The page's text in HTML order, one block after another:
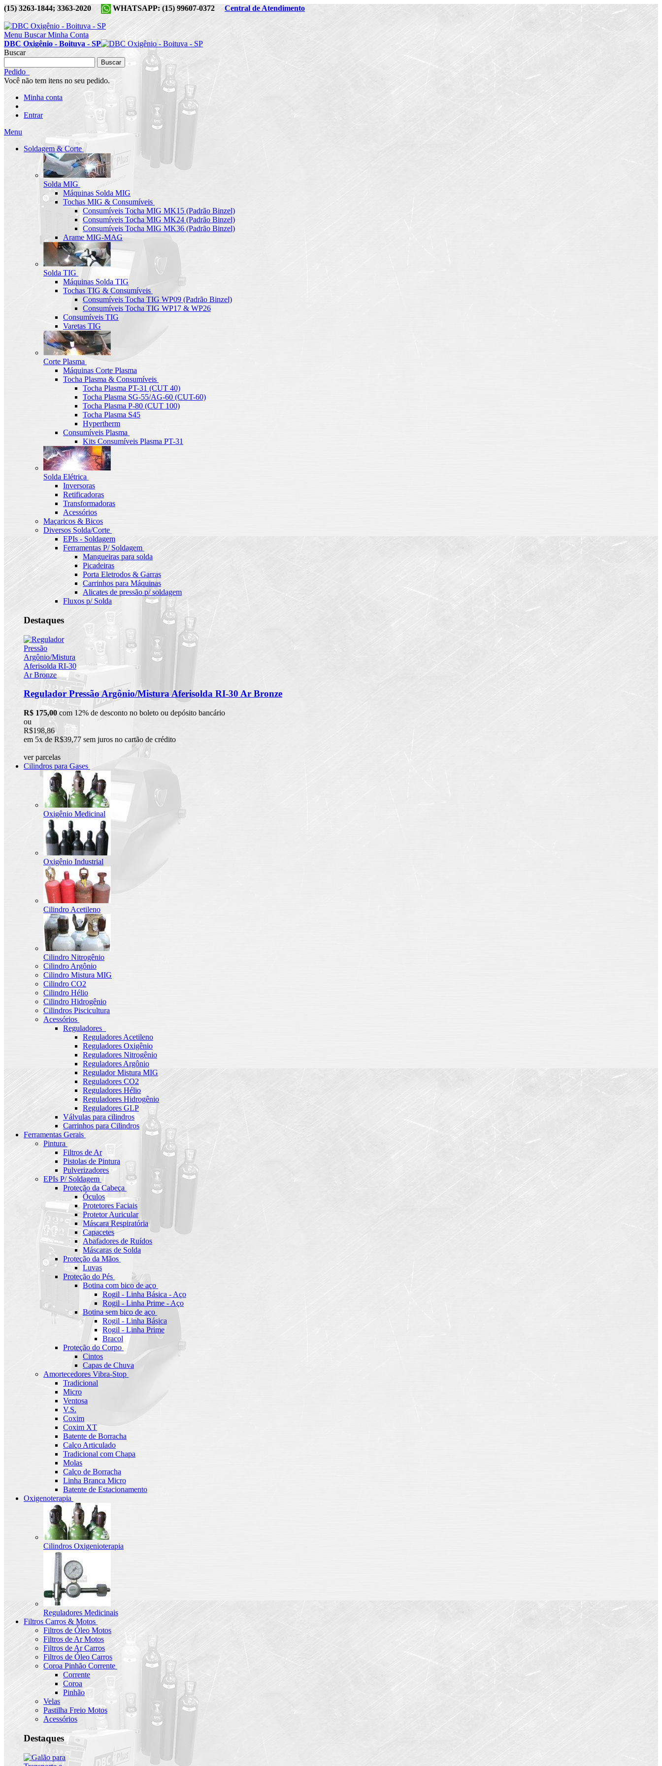
(15) 3263-1844; 3363-2020 WHATSAPP: (15) 99607-0372 Central de Atendimento
Menu Buscar Minha Conta
DBC Oxigênio - Boituva - SP
Buscar
Buscar
Pedido
Você não tem itens no seu pedido.
Minha conta
Entrar
Menu
Soldagem & Corte
Solda MIG
Máquinas Solda MIG
Tochas MIG & Consumíveis
Consumíveis Tocha MIG MK15 (Padrão Binzel)
Consumíveis Tocha MIG MK24 (Padrão Binzel)
Consumíveis Tocha MIG MK36 (Padrão Binzel)
Arame MIG-MAG
Solda TIG
Máquinas Solda TIG
Tochas TIG & Consumíveis
Consumíveis Tocha TIG WP09 (Padrão Binzel)
Consumíveis Tocha TIG WP17 & WP26
Consumíveis TIG
Varetas TIG
Corte Plasma
Máquinas Corte Plasma
Tocha Plasma & Consumíveis
Tocha Plasma PT-31 (CUT 40)
Tocha Plasma SG-55/AG-60 (CUT-60)
Tocha Plasma P-80 (CUT 100)
Tocha Plasma S45
Hypertherm
Consumíveis Plasma
Kits Consumíveis Plasma PT-31
Solda Elétrica
Inversoras
Retificadoras
Transformadoras
Acessórios
Maçaricos & Bicos
Diversos Solda/Corte
EPIs - Soldagem
Ferramentas P/ Soldagem
Mangueiras para solda
Picadeiras
Porta Eletrodos & Garras
Carrinhos para Máquinas
Alicates de pressão p/ soldagem
Fluxos p/ Solda
Destaques
Regulador Pressão Argônio/Mistura Aferisolda RI-30 Ar Bronze
R$ 175,00com 12% de desconto no boleto ou depósito bancário
ou
R$198,86
em 5x de R$39,77 sem juros no cartão de crédito
ver parcelas
Cilindros para Gases
Oxigênio Medicinal
Oxigênio Industrial
Cilindro Acetileno
Cilindro Nitrogênio
Cilindro Argônio
Cilindro Mistura MIG
Cilindro CO2
Cilindro Hélio
Cilindro Hidrogênio
Cilindros Piscicultura
Acessórios
Reguladores
Reguladores Acetileno
Reguladores Oxigênio
Reguladores Nitrogênio
Reguladores Argônio
Regulador Mistura MIG
Reguladores CO2
Reguladores Hélio
Reguladores Hidrogênio
Reguladores GLP
Válvulas para cilindros
Carrinhos para Cilindros
Ferramentas Gerais
Pintura
Filtros de Ar
Pistolas de Pintura
Pulverizadores
EPIs P/ Soldagem
Proteção da Cabeça
Óculos
Protetores Faciais
Protetor Auricular
Máscara Respiratória
Capacetes
Abafadores de Ruídos
Máscaras de Solda
Proteção da Mãos
Luvas
Proteção do Pés
Botina com bico de aço
Rogil - Linha Básica - Aço
Rogil - Linha Prime - Aço
Botina sem bico de aço
Rogil - Linha Básica
Rogil - Linha Prime
Bracol
Proteção do Corpo
Cintos
Capas de Chuva
Amortecedores Vibra-Stop
Tradicional
Micro
Ventosa
V.S.
Coxim
Coxim XT
Batente de Borracha
Calço Articulado
Tradicional com Chapa
Molas
Calço de Borracha
Linha Branca Micro
Batente de Estacionamento
Oxigenoterapia
Cilindros Oxigenioterapia
Reguladores Medicinais
Filtros Carros & Motos
Filtros de Óleo Motos
Filtros de Ar Motos
Filtros de Ar Carros
Filtros de Óleo Carros
Coroa Pinhão Corrente
Corrente
Coroa
Pinhão
Velas
Pastilha Freio Motos
Acessórios
Destaques